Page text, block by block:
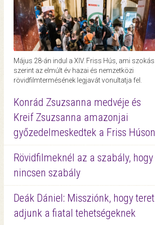
Május 28-án indul a XIV. Friss Hús, ami szokás
szerint az elmúlt év hazai és nemzetközi
rövidfilmtermésének legjavát vonultatja fel.
Konrád Zsuzsanna medvéje és
Kreif Zsuzsanna amazonjai
győzedelmeskedtek a Friss Húson
Rövidfilmeknél az a szabály, hogy
nincsen szabály
Deák Dániel: Missziónk, hogy teret
adjunk a fiatal tehetségeknek